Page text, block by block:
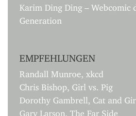
Karim Ding Ding – Webcomic
Generation
EMPFEHLUNGEN
Randall Munroe, xkcd
Chris Bishop, Girl vs. Pig
Dorothy Gambrell, Cat and
Gary Larson, The Far Side